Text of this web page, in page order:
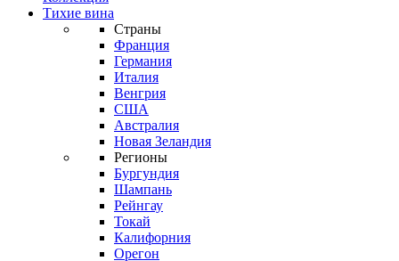
Тихие вина
Страны
Франция
Германия
Италия
Венгрия
США
Австралия
Новая Зеландия
Регионы
Бургундия
Шампань
Рейнгау
Токай
Калифорния
Орегон